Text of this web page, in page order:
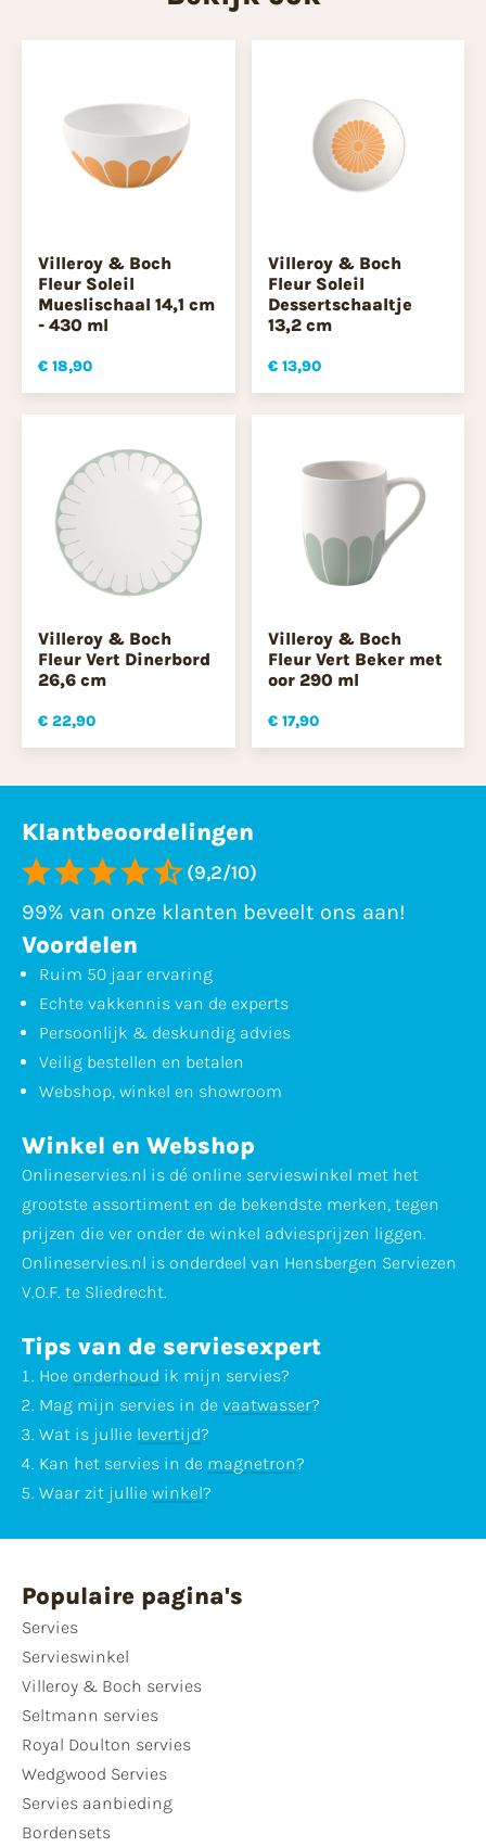
Villeroy & Boch
Fleur Soleil
Mueslischaal 14,1 cm
- 430 ml
€ 18,90
Villeroy & Boch
Fleur Soleil
Dessertschaaltje
13,2 cm
€ 13,90
Villeroy & Boch
Fleur Vert Dinerbord
26,6 cm
€ 22,90
Villeroy & Boch
Fleur Vert Beker met
oor 290 ml
€ 17,90
Klantbeoordelingen
(9,2/10)
99% van onze klanten beveelt ons aan!
Voordelen
Ruim 50 jaar ervaring
Echte vakkennis van de experts
Persoonlijk & deskundig advies
Veilig bestellen en betalen
Webshop, winkel en showroom
Winkel en Webshop
Onlineservies.nl is dé online servieswinkel met het
grootste assortiment en de bekendste merken, tegen
prijzen die ver onder de winkel adviesprijzen liggen.
Onlineservies.nl is onderdeel van Hensbergen Serviezen
V.O.F. te Sliedrecht.
Tips van de serviesexpert
Hoe onderhoud ik mijn servies?
Mag mijn servies in de vaatwasser?
Wat is jullie levertijd?
Kan het servies in de magnetron?
Waar zit jullie winkel?
Populaire pagina's
Servies
Servieswinkel
Villeroy & Boch servies
Seltmann servies
Royal Doulton servies
Wedgwood Servies
Servies aanbieding
Bordensets